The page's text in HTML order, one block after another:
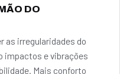
DO
as irregularidades do
impactos e vibrações
Mais conforto